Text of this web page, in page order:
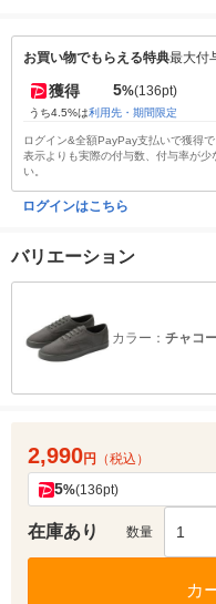
お買い物でもらえる特典最大付
獲得 5%(136pt)
うち4.5%は利用先・期間限定
ログイン&全額PayPay支払いで獲得
表示よりも実際の付与数、付与率が
い。
ログインはこちら
バリエーション
カラー： チャコ
2,990円 （税込）
5%(136pt)
在庫あり 数量 1
カ